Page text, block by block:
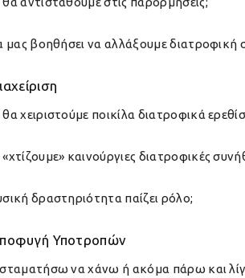
μας βοηθήσει να αλλάξουμε διατροφική
χειριστούμε ποικίλα διατροφικά
καινούργιες διατροφικές
δραστηριότητα παίζει ρόλο;
Υποτροπών
να χάνω ή ακόμα πάρω και